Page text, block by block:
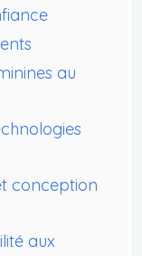
au
conception
aux